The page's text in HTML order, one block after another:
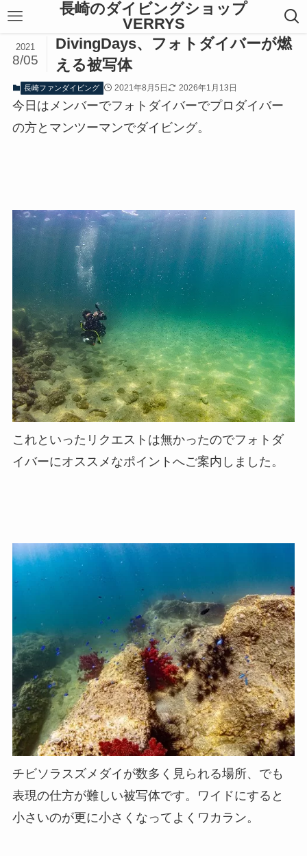
長崎のダイビングショップ
VERRYS
DivingDays、フォトダイバーが燃
える被写体
2021
8/05
長崎ファンダイビング 2021年8月5日 2026年1月13日
今日はメンバーでフォトダイバーでプロダイバー
の方とマンツーマンでダイビング。
これといったリクエストは無かったのでフォトダ
イバーにオススメなポイントへご案内しました。
チビソラスズメダイが数多く見られる場所、でも
表現の仕方が難しい被写体です。ワイドにすると
小さいのが更に小さくなってよくワカラン。